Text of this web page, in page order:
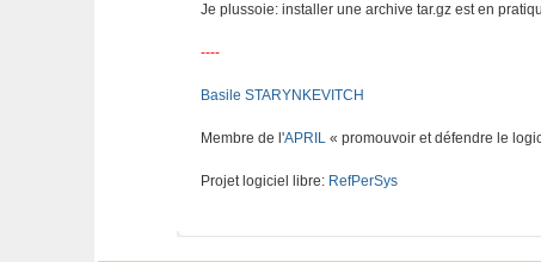
Je plussoie: installer une archive tar.gz est en
----
Basile STARYNKEVITCH
Membre de l'APRIL « promouvoir et défendre le
Projet logiciel libre: RefPerSys